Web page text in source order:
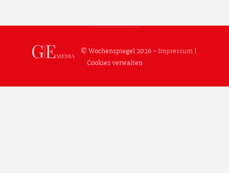
© Wochenspiegel 2026 -Impressum|
Cookies verwalten